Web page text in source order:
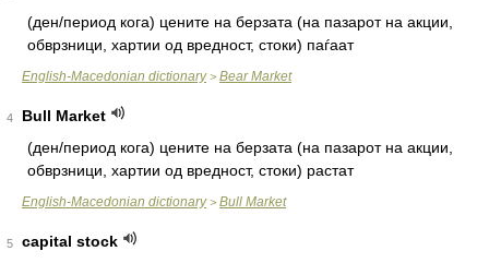
(ден/период кога) цените на берзата (на пазарот на акции,
обврзници, хартии од вредност, стоки) паѓаат
English-Macedonian dictionary> Bear Market
4
Bull Market
(ден/период кога) цените на берзата (на пазарот на акции,
обврзници, хартии од вредност, стоки) растат
English-Macedonian dictionary> Bull Market
5
capital stock